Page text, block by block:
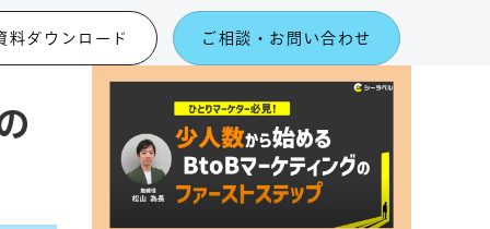
料ダウンロード ご相談・お問い合わせ